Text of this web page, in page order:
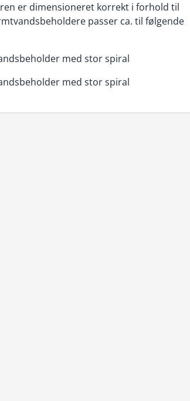
er dimensioneret korrekt i forhold til
passer ca. til følgende
med stor spiral
med stor spiral